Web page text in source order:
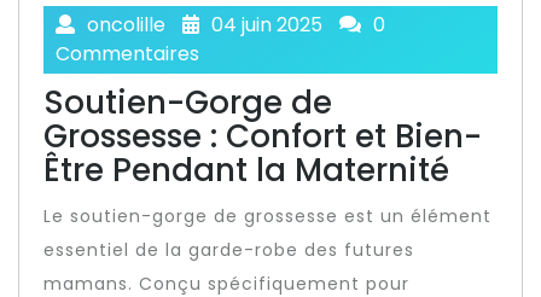
oncolille 04 juin 2025
0
Commentaires
Soutien-Gorge de
Grossesse : Confort et Bien-
Être Pendant la Maternité
Le soutien-gorge de grossesse est un élément
essentiel de la garde-robe des futures
mamans. Conçu spécifiquement pour